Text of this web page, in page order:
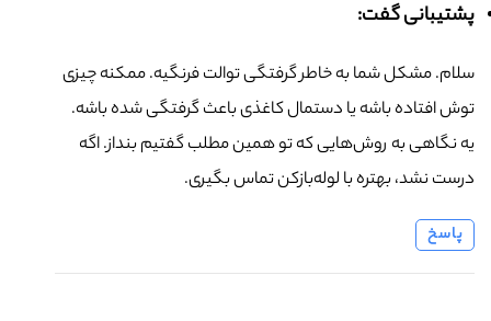
پشتیبانی گفت:
سلام. مشکل شما به خاطر گرفتگی توالت فرنگیه. ممکنه چیزی
توش افتاده باشه یا دستمال کاغذی باعث گرفتگی شده باشه.
یه نگاهی به روش‌هایی که تو همین مطلب گفتیم بنداز. اگه
درست نشد، بهتره با لوله‌بازکن تماس بگیری.
پاسخ